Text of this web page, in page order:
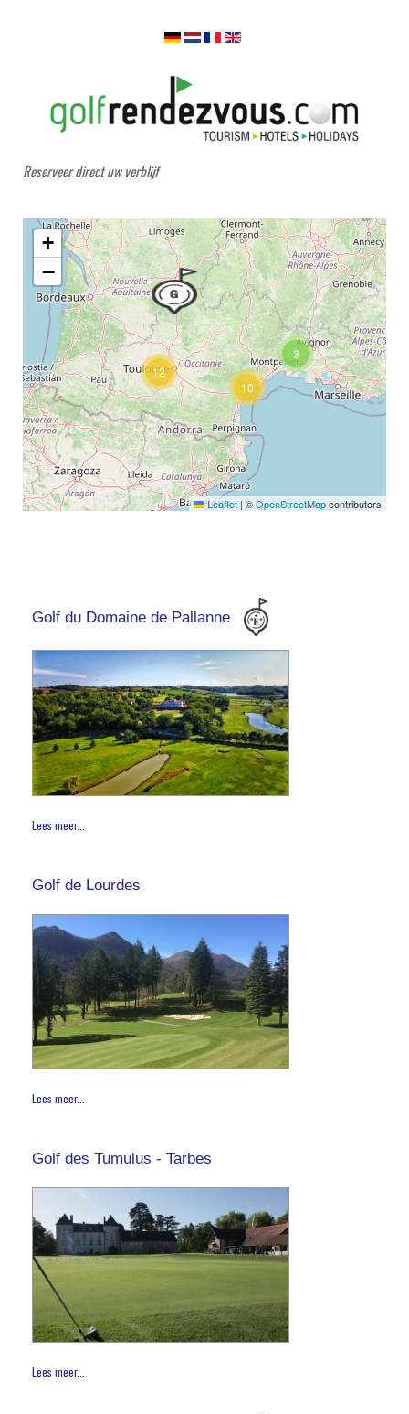
Reserveer direct uw verblijf
3
10
12
+
−
Leaflet | ©OpenStreetMapcontributors
Golf du Domaine de Pallanne
Lees meer...
Golf de Lourdes
Lees meer...
Golf des Tumulus - Tarbes
Lees meer...